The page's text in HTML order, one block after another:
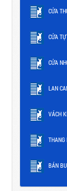
CỬA
CỬA
CỬA
LAN
VÁCH
THANG
BÁN